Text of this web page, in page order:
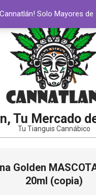
Tu Mercado
Tu Tianguis Cannábico
Golden
20ml (copia)
Solo Mayores de